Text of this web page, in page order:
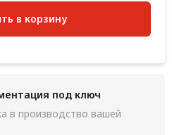
в корзину
под ключ
в производство вашей